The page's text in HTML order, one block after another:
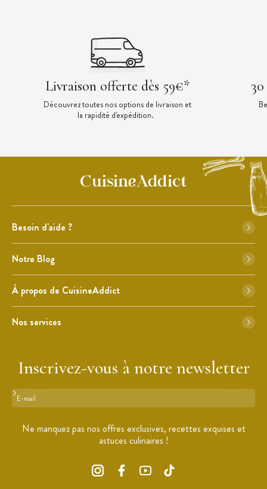
Livraison offerte dès 59€*
Découvrez toutes nos options de livraison et
la rapidité d'expédition.
Besoin d'aide ?
Notre Blog
À propos de CuisineAddict
Nos services
Inscrivez-vous à notre newsletter
Format : adresse@email.com
Ne manquez pas nos offres exclusives, recettes exquises et
astuces culinaires !